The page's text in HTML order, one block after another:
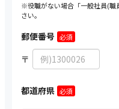
※役職がない場合「一般社員(職
さい。
郵便番号
都道府県